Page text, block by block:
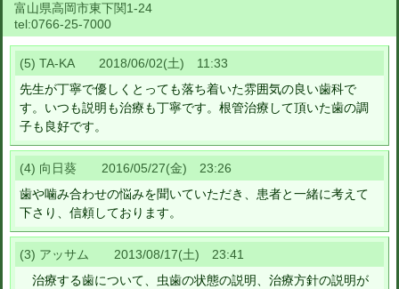
富山県高岡市東下関1-24
tel:0766-25-7000
(5) TA-KA 2018/06/02(土) 11:33
先生が丁寧で優しくとっても落ち着いた雰囲気の良い歯科で
す。いつも説明も治療も丁寧です。根管治療して頂いた歯の調
子も良好です。
(4) 向日葵 2016/05/27(金) 23:26
歯や噛み合わせの悩みを聞いていただき、患者と一緒に考えて
下さり、信頼しております。
(3) アッサム 2013/08/17(土) 23:41
治療する歯について、虫歯の状態の説明、治療方針の説明が